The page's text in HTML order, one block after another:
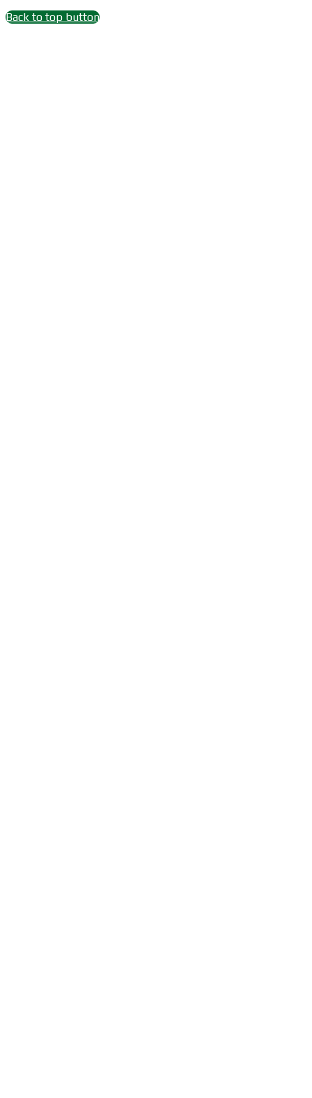
Back to top button